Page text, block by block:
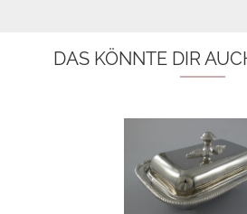
DAS KÖNNTE DIR